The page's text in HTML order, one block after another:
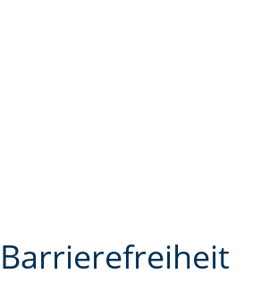
Barrierefreiheit